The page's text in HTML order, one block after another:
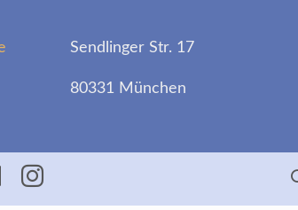
Sendlinger Str. 17
80331 München
Facebook
Insta